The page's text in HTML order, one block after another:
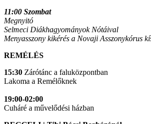
11:00 Szombat
Megnyitó
Selmeci Diákhagyományok Nótáival
Menyasszony kikérés a Novaji Asszonykórus
REMÉLÉS
15:30 Zárótánc a faluközpontban
Lakoma a Remélőknek
19:00-02:00
Cuháré a művelődési házban